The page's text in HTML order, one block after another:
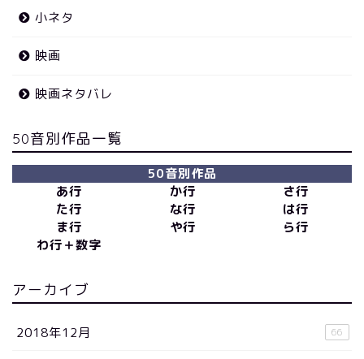
小ネタ
映画
映画ネタバレ
50音別作品一覧
50音別作品
あ行
か行
さ行
た行
な行
は行
ま行
や行
ら行
わ行＋数字
アーカイブ
2018年12月 66